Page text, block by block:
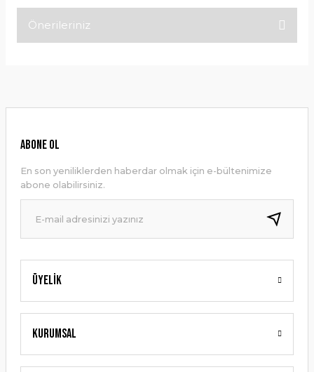
Önerileriniz
Ürün resmi kalitesiz, bozuk veya görüntülenemiyor.
Ürün bilgilerinde hatalar bulunuyor.
Ürün fiyatı diğer sitelerden daha pahalı.
Bu ürüne benzer farklı alternatifler olmalı.
Gönder
Üyelik
Kurumsal
ABONE OL
En son yeniliklerden haberdar olmak için e-bültenimize
abone olabilirsiniz.